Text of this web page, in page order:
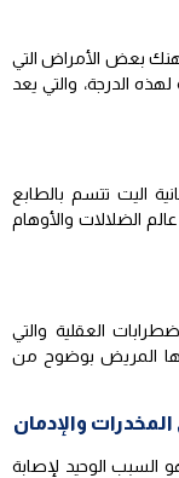
بعض الأمراض التي
الدرجة، والتي يعد
اليت تتسم بالطابع
الضلالات والأوهام
العقلية والتي
المريض بوضوح من
والإدمان
السبب الوحيد لإصابة